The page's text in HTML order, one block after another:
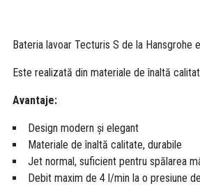
Bateria lavoar Tecturis S de la
Este realizată din materiale de înaltă
Avantaje:
Design modern și elegant
Materiale de înaltă calitate, durabile
Jet normal, suficient pentru spălarea
Debit maxim de 4 l/min la o presiune